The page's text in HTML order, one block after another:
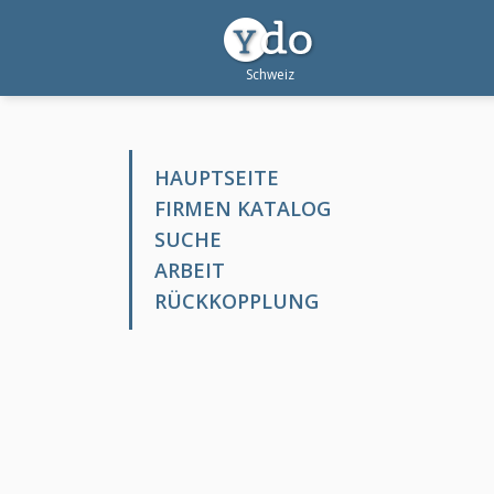
HAUPTSEITE
FIRMEN KATALOG
SUCHE
ARBEIT
RÜCKKOPPLUNG